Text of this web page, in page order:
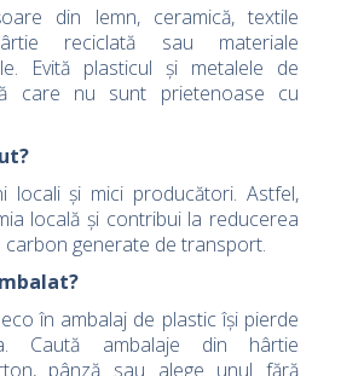
din lemn, ceramică, textile
reciclată sau materiale
Evită plasticul și metalele de
care nu sunt prietenoase cu
locali și mici producători. Astfel,
locală și contribui la reducerea
carbon generate de transport.
în ambalaj de plastic își pierde
Caută ambalaje din hârtie
pânză sau alege unul fără